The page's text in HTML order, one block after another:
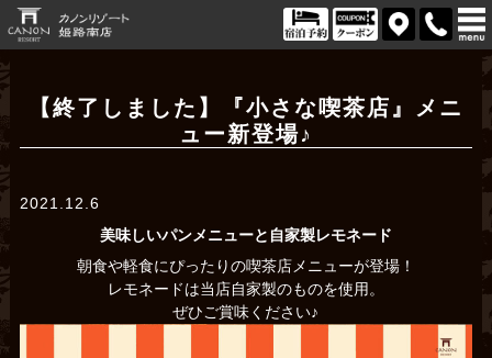
【終了しました】『小さな喫茶店』メニ
ュー新登場♪
2021.12.6
美味しいパンメニューと自家製レモネード
朝食や軽食にぴったりの喫茶店メニューが登場！
レモネードは当店自家製のものを使用。
ぜひご賞味ください♪